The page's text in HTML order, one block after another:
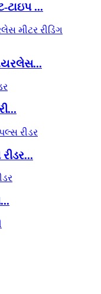
ટાઇપ ...